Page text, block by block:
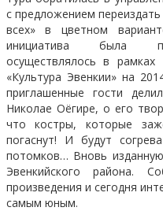
с предложением
всех» в цветном
инициатива была
осуществлялось в
«Культура Эвенкии» на
приглашенные гости
Николае Оёгире, о его
что костры, которые
погаснут! И будут
потомков… Вновь
Эвенкийского района.
произведения и сегодня
самым юным.